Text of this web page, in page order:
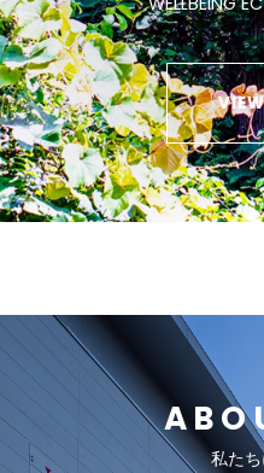
私た